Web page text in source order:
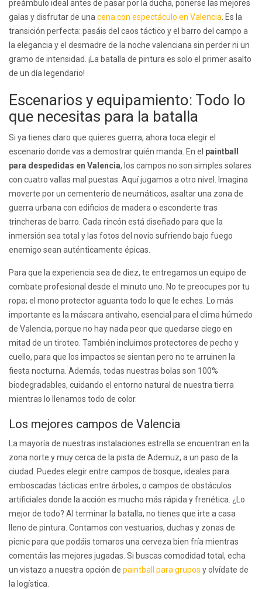
preámbulo ideal antes de pasar por la ducha, ponerse las mejores
galas y disfrutar de una cena con espectáculo en Valencia . Es la
transición perfecta: pasáis del caos táctico y el barro del campo a
la elegancia y el desmadre de la noche valenciana sin perder ni un
gramo de intensidad. ¡La batalla de pintura es solo el primer asalto
de un día legendario!
Escenarios y equipamiento: Todo lo
que necesitas para la batalla
Si ya tienes claro que quieres guerra, ahora toca elegir el
escenario donde vas a demostrar quién manda. En el paintball
para despedidas en Valencia, los campos no son simples solares
con cuatro vallas mal puestas. Aquí jugamos a otro nivel. Imagina
moverte por un cementerio de neumáticos, asaltar una zona de
guerra urbana con edificios de madera o esconderte tras
trincheras de barro. Cada rincón está diseñado para que la
inmersión sea total y las fotos del novio sufriendo bajo fuego
enemigo sean auténticamente épicas.
Para que la experiencia sea de diez, te entregamos un equipo de
combate profesional desde el minuto uno. No te preocupes por tu
ropa; el mono protector aguanta todo lo que le eches. Lo más
importante es la máscara antivaho, esencial para el clima húmedo
de Valencia, porque no hay nada peor que quedarse ciego en
mitad de un tiroteo. También incluimos protectores de pecho y
cuello, para que los impactos se sientan pero no te arruinen la
fiesta nocturna. Además, todas nuestras bolas son 100%
biodegradables, cuidando el entorno natural de nuestra tierra
mientras lo llenamos todo de color.
Los mejores campos de Valencia
La mayoría de nuestras instalaciones estrella se encuentran en la
zona norte y muy cerca de la pista de Ademuz, a un paso de la
ciudad. Puedes elegir entre campos de bosque, ideales para
emboscadas tácticas entre árboles, o campos de obstáculos
artificiales donde la acción es mucho más rápida y frenética. ¿Lo
mejor de todo? Al terminar la batalla, no tienes que irte a casa
lleno de pintura. Contamos con vestuarios, duchas y zonas de
picnic para que podáis tomaros una cerveza bien fría mientras
comentáis las mejores jugadas. Si buscas comodidad total, echa
un vistazo a nuestra opción de paintball para grupos y olvídate de
la logística.